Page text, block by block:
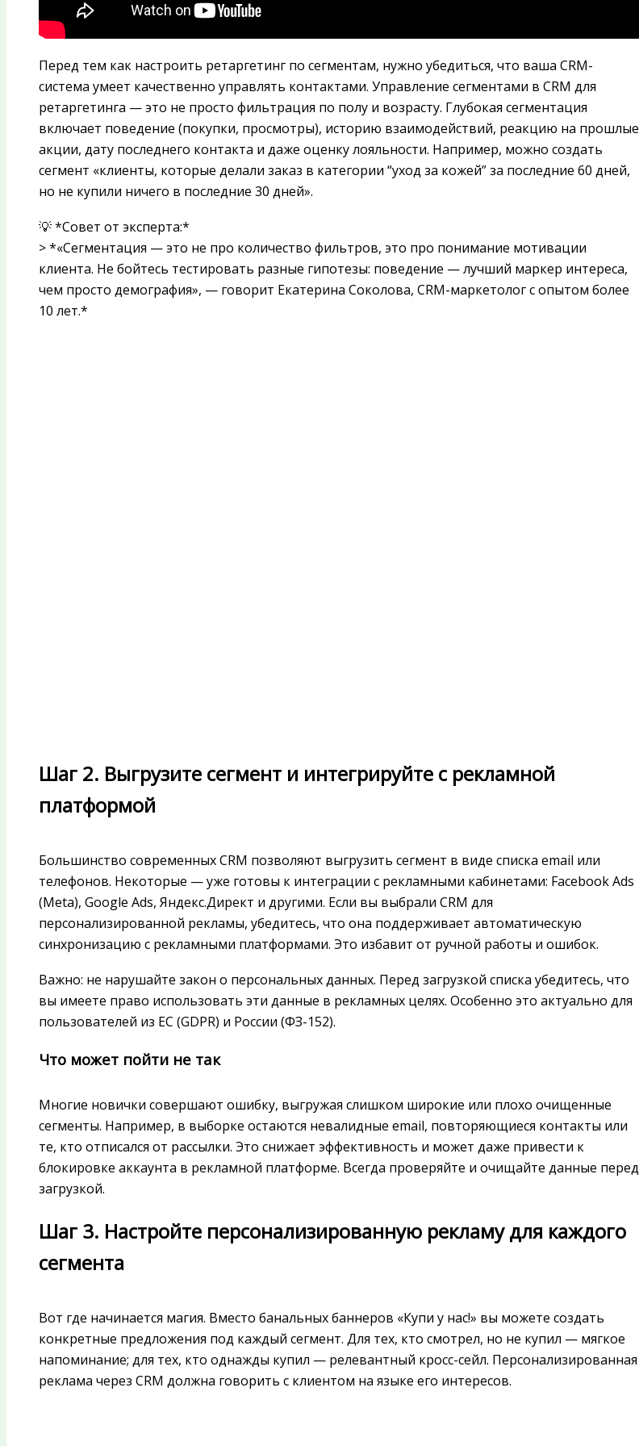
Перед тем как настроить ретаргетинг по сегментам, нужно убедиться, что ваша CRM-
система умеет качественно управлять контактами. Управление сегментами в CRM для
ретаргетинга — это не просто фильтрация по полу и возрасту. Глубокая сегментация
включает поведение (покупки, просмотры), историю взаимодействий, реакцию на прошлые
акции, дату последнего контакта и даже оценку лояльности. Например, можно создать
сегмент «клиенты, которые делали заказ в категории “уход за кожей” за последние 60 дней,
но не купили ничего в последние 30 дней».
💡 *Совет от эксперта:*
> *«Сегментация — это не про количество фильтров, это про понимание мотивации
клиента. Не бойтесь тестировать разные гипотезы: поведение — лучший маркер интереса,
чем просто демография», — говорит Екатерина Соколова, CRM-маркетолог с опытом более
10 лет.*
Шаг 2. Выгрузите сегмент и интегрируйте с рекламной
платформой
Большинство современных CRM позволяют выгрузить сегмент в виде списка email или
телефонов. Некоторые — уже готовы к интеграции с рекламными кабинетами: Facebook Ads
(Meta), Google Ads, Яндекс.Директ и другими. Если вы выбрали CRM для
персонализированной рекламы, убедитесь, что она поддерживает автоматическую
синхронизацию с рекламными платформами. Это избавит от ручной работы и ошибок.
Важно: не нарушайте закон о персональных данных. Перед загрузкой списка убедитесь, что
вы имеете право использовать эти данные в рекламных целях. Особенно это актуально для
пользователей из ЕС (GDPR) и России (ФЗ-152).
Что может пойти не так
Многие новички совершают ошибку, выгружая слишком широкие или плохо очищенные
сегменты. Например, в выборке остаются невалидные email, повторяющиеся контакты или
те, кто отписался от рассылки. Это снижает эффективность и может даже привести к
блокировке аккаунта в рекламной платформе. Всегда проверяйте и очищайте данные перед
загрузкой.
Шаг 3. Настройте персонализированную рекламу для каждого
сегмента
Вот где начинается магия. Вместо банальных баннеров «Купи у нас!» вы можете создать
конкретные предложения под каждый сегмент. Для тех, кто смотрел, но не купил — мягкое
напоминание; для тех, кто однажды купил — релевантный кросс-сейл. Персонализированная
реклама через CRM должна говорить с клиентом на языке его интересов.